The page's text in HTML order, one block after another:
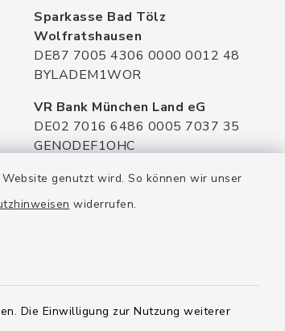
genutzt wird. So können wir unser
widerrufen.
Die Einwilligung zur Nutzung weiterer
Sparkasse Bad Tölz
Wolfratshausen
DE87 7005 4306 0000 0012 48
BYLADEM1WOR
VR Bank München Land eG
DE02 7016 6486 0005 7037 35
GENODEF1OHC
Raiffeisenbank Isar Loisachtal eG
DE92 7016 9543 0001 0005 00
HYVEDEMMXXX